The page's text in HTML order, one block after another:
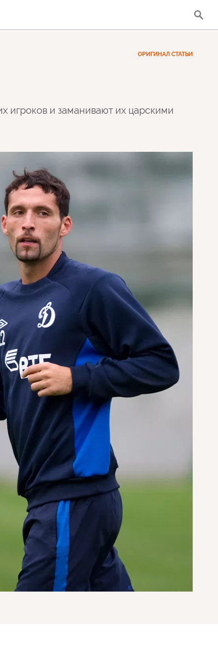
ОРИГИНАЛ СТАТЬИ
игроков и заманивают их царскими